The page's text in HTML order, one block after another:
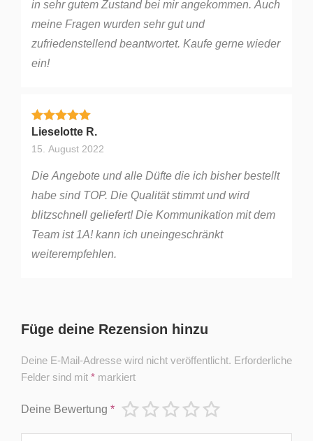
in sehr gutem Zustand bei mir angekommen. Auch
meine Fragen wurden sehr gut und
zufriedenstellend beantwortet. Kaufe gerne wieder
ein!
Bewertet mit5
Lieselotte R.
15. August 2022
Die Angebote und alle Düfte die ich bisher bestellt
habe sind TOP. Die Qualität stimmt und wird
blitzschnell geliefert! Die Kommunikation mit dem
Team ist 1A! kann ich uneingeschränkt
weiterempfehlen.
Füge deine Rezension hinzu
Deine E-Mail-Adresse wird nicht veröffentlicht. Erforderliche
Felder sind mit * markiert
Deine Bewertung *